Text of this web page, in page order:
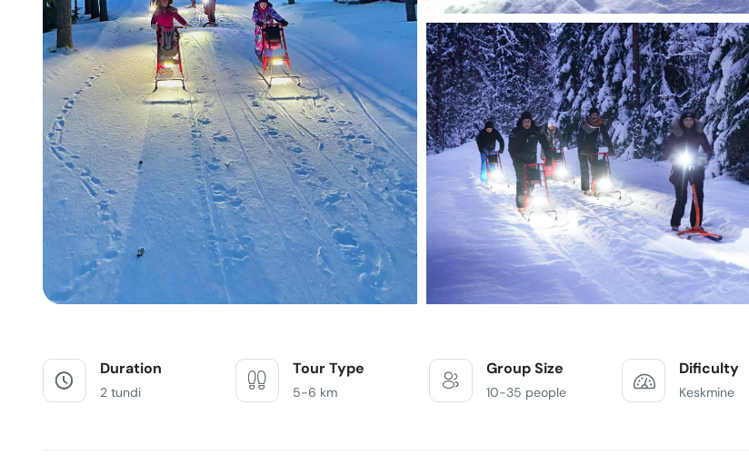
Duration
2 tundi
Tour Type
5-6 km
Group Size
10-35 people
Dificulty
Keskmine